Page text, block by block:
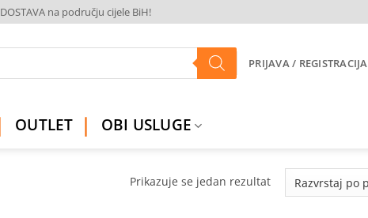
DOSTAVA na području cijele BiH!
PRIJAVA / REGISTRACIJA
OUTLET OBI USLUGE
Prikazuje se jedan rezultat